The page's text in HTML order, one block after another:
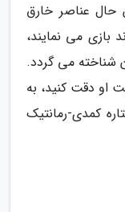
حال عناصر خارق
بازی می نمایند،
شناخته می گردد.
او دقت کنید، به
کمدی-رمانتیک